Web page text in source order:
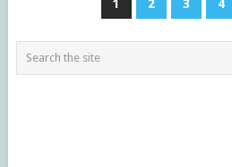
ナ
1 2 3 4